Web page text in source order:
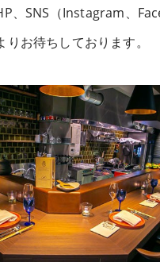
、SNS（Instagram、
お待ちしております。